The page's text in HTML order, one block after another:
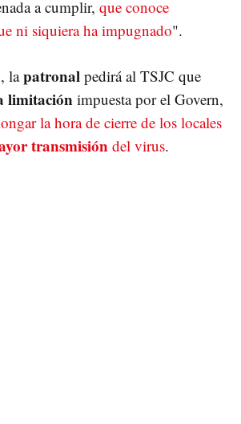
a cumplir, que conoce
ni siquiera ha impugnado".
lapatronal pedirá al TSJC que
limitación impuesta por el Govern,
la hora de cierre de los locales
transmisión del virus.